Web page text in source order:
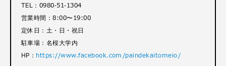
TEL：0980-51-1304
営業時間：8:00〜19:00
定休日：土・日・祝日
駐車場：名桜大学内
HP： https://www.facebook.com/paindekaitomeio/